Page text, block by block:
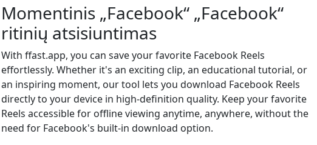
Momentinis „Facebook“ „Facebook“
ritinių atsisiuntimas
With ffast.app, you can save your favorite Facebook Reels
effortlessly. Whether it's an exciting clip, an educational tutorial, or
an inspiring moment, our tool lets you download Facebook Reels
directly to your device in high-definition quality. Keep your favorite
Reels accessible for offline viewing anytime, anywhere, without the
need for Facebook's built-in download option.